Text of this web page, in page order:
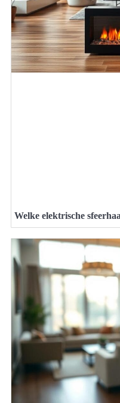
Welke elektrische